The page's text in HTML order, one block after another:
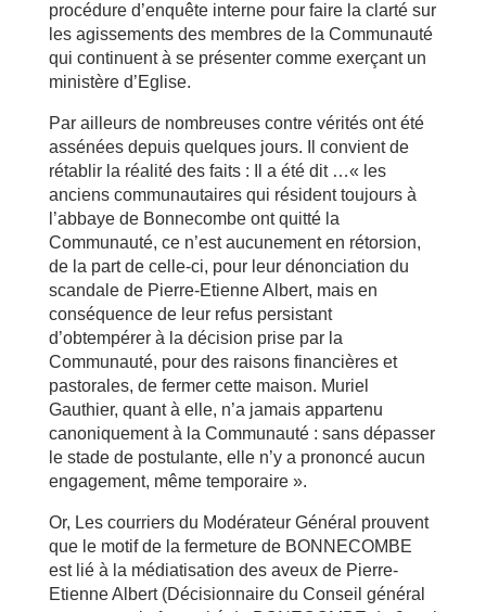
procédure d’enquête interne pour faire la clarté sur
les agissements des membres de la Communauté
qui continuent à se présenter comme exerçant un
ministère d’Eglise.
Par ailleurs de nombreuses contre vérités ont été
assénées depuis quelques jours. Il convient de
rétablir la réalité des faits : Il a été dit …« les
anciens communautaires qui résident toujours à
l’abbaye de Bonnecombe ont quitté la
Communauté, ce n’est aucunement en rétorsion,
de la part de celle-ci, pour leur dénonciation du
scandale de Pierre-Etienne Albert, mais en
conséquence de leur refus persistant
d’obtempérer à la décision prise par la
Communauté, pour des raisons financières et
pastorales, de fermer cette maison. Muriel
Gauthier, quant à elle, n’a jamais appartenu
canoniquement à la Communauté : sans dépasser
le stade de postulante, elle n’y a prononcé aucun
engagement, même temporaire ».
Or, Les courriers du Modérateur Général prouvent
que le motif de la fermeture de BONNECOMBE
est lié à la médiatisation des aveux de Pierre-
Etienne Albert (Décisionnaire du Conseil général